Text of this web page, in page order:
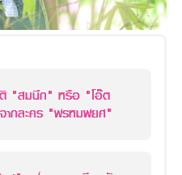
ติ "สมนึก" หรือ "โอ๊ต
ากละคร "พรหมพยศ"